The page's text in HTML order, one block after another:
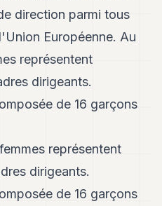
direction parmi tous
Européenne. Au
représentent
dirigeants.
de 16 garçons
représentent
dirigeants.
de 16 garçons